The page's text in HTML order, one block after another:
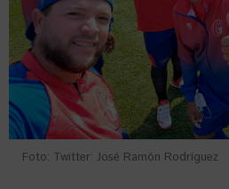
Foto: Twitter: José Ramón Rodríguez